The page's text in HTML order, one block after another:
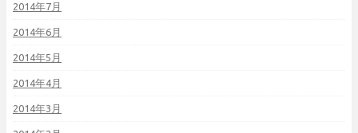
2014年7月
2014年6月
2014年5月
2014年4月
2014年3月